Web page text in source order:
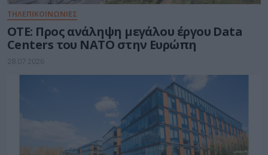
ΤΗΛΕΠΙΚΟΙΝΩΝΙΕΣ
ΟΤΕ: Προς ανάληψη μεγάλου έργου Data
Centers του ΝΑΤΟ στην Ευρώπη
28.07.2026